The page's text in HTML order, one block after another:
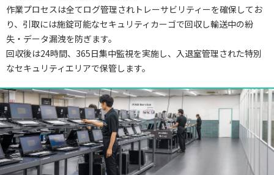
作業プロセスは全てログ管理されトレーサビリティーを確保してお
り、引取には施錠可能なセキュリティカーゴで回収し輸送中の紛
失・データ漏洩を防ぎます。
回収後は24時間、365日集中監視を実施し、入退室管理された特別
なセキュリティエリアで保管します。